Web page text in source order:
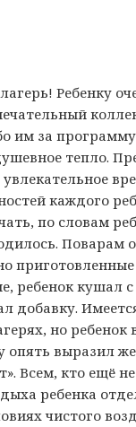
Ребенку
им за программу
тепло.
каждого
по словам
Поварам
ребенок кушал
добавку.
но ребенок
опять выразил
Всем, кто ещё
ребенка
чистого